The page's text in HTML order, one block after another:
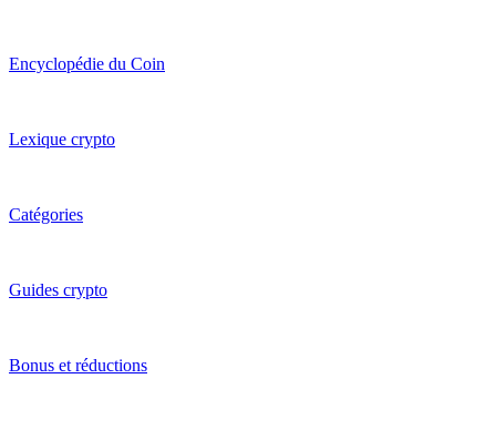
Encyclopédie du Coin
Lexique crypto
Catégories
Guides crypto
Bonus et réductions